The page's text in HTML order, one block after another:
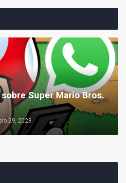
Super Mario Bros.
29, 2023